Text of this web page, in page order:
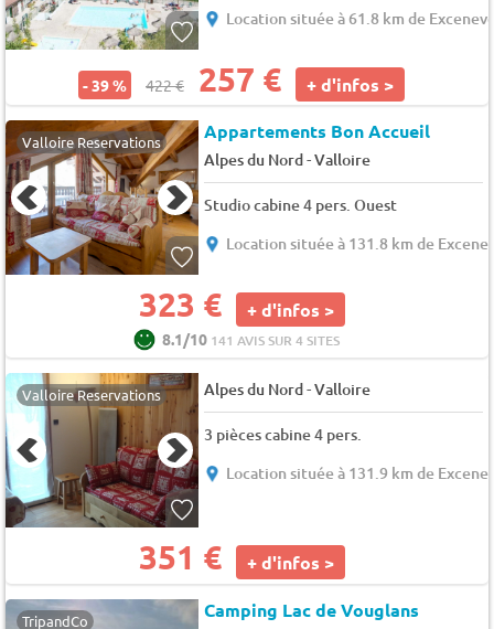
Location située à 61.8 km de
- 39 % 422 € 257 € + d'infos >
Valloire Reservations Appartements Bon Accueil
Alpes du Nord-Valloire
Studio cabine 4 pers. Ouest
Location située à 131.8 km de
323 € + d'infos >
8.1/10 141 AVIS SUR 4 SITES
Valloire Reservations Alpes du Nord-Valloire
3 pièces cabine 4 pers.
Location située à 131.9 km de
351 € + d'infos >
TripandCo Camping Lac de Vouglans